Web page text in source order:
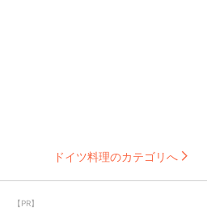
ドイツ料理のカテゴリへ
【PR】